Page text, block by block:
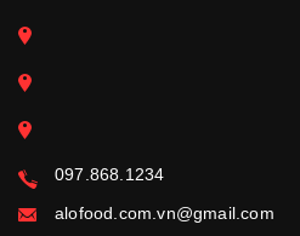
097.868.1234
alofood.com.vn@gmail.com